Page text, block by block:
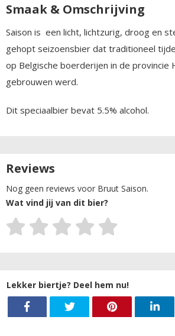
Smaak & Omschrijving
Saison is een licht, lichtzurig, droog en
gehopt seizoensbier dat traditioneel
op Belgische boerderijen in de provincie
gebrouwen werd.
Dit speciaalbier bevat 5.5% alcohol.
Reviews
Nog geen reviews voor Bruut Saison.
Wat vind jij van dit bier?
Lekker biertje? Deel hem nu!